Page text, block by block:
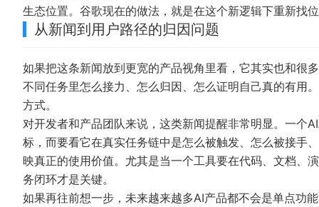
生态位置。谷歌现在的做法，就是在这个新逻辑下重新找
从新闻到用户路径的归因问题
如果把这条新闻放到更宽的产品视角里看，它其实也和很
不同任务里怎么接力、怎么归因、怎么证明自己真的有用
方式。
对开发者和产品团队来说，这类新闻提醒非常明显。一个
标，而要看它在真实任务链中是怎么被触发、怎么被接手
映真正的使用价值。尤其是当一个工具要在代码、文档、
务闭环才是关键。
如果再往前想一步，未来越来越多AI产品都不会是单点功